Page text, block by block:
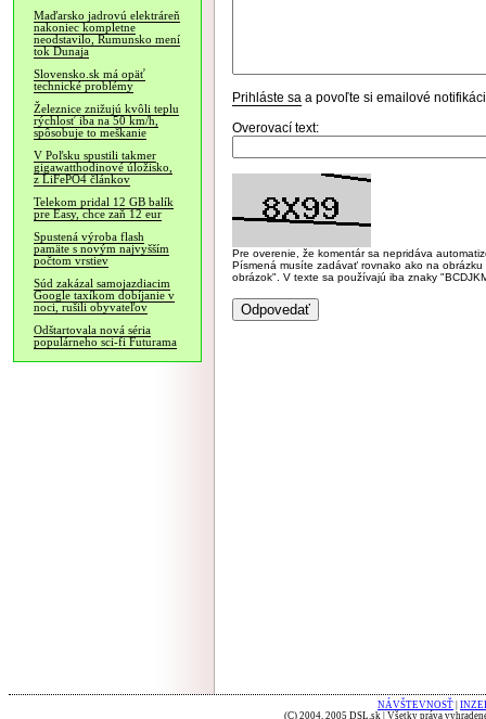
Maďarsko jadrovú elektráreň
nakoniec kompletne
neodstavilo, Rumunsko mení
tok Dunaja
Slovensko.sk má opäť
technické problémy
Železnice znižujú kvôli teplu
rýchlosť iba na 50 km/h,
spôsobuje to meškanie
V Poľsku spustili takmer
gigawatthodinové úložisko,
z LiFePO4 článkov
Telekom pridal 12 GB balík
pre Easy, chce zaň 12 eur
Spustená výroba flash
pamäte s novým najvyšším
počtom vrstiev
Súd zakázal samojazdiacim
Google taxíkom dobíjanie v
noci, rušili obyvateľov
Odštartovala nová séria
populárneho sci-fi Futurama
Prihláste sa a povoľte si emailové
Overovací text:
Pre overenie, že komentár sa nepridáva
Písmená musíte zadávať rovnako ako na
obrázok". V texte sa používajú iba znaky
NÁVŠTEVNOSŤ
(C) 2004, 2005 DSL.sk | Všetky práva